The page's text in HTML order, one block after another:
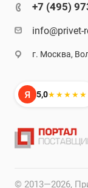
+7 (495)
info@privet-
г. Москва,
Я 5,0★★★★★
© 2013—2026,